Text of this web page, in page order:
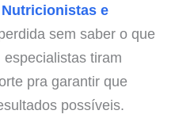
e
sem saber o que
tiram
pra garantir que
possíveis.